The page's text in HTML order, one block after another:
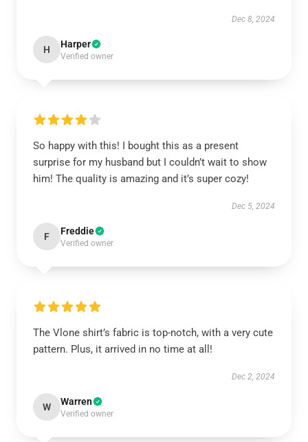
Dec 8, 2024
H Harper
Verified owner
So happy with this! I bought this as a present
surprise for my husband but I couldn’t wait to show
him! The quality is amazing and it’s super cozy!
Dec 5, 2024
F Freddie
Verified owner
The Vlone shirt’s fabric is top-notch, with a very cute
pattern. Plus, it arrived in no time at all!
Dec 2, 2024
W Warren
Verified owner